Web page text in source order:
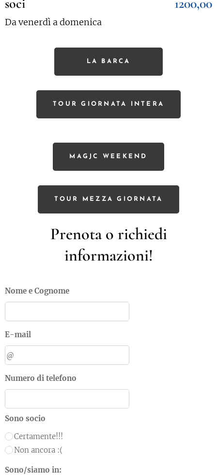
soci
Da venerdì a domenica
1200,00
LA BARCA
TOUR GIORNATA INTERA
MAGJC WEEKEND
TOUR MEZZA GIORNATA
Prenota o richiedi
informazioni!
Nome e Cognome
E-mail
Numero di telefono
Sono socio
Certamente!!!
Non ancora :(
Sono/siamo in: